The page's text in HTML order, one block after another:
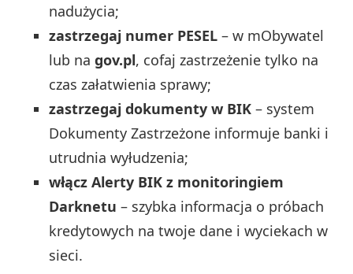
nadużycia;
zastrzegaj numer PESEL – w mObywatel
lub nagov.pl, cofaj zastrzeżenie tylko na
czas załatwienia sprawy;
zastrzegaj dokumenty w BIK – system
Dokumenty Zastrzeżone informuje banki i
utrudnia wyłudzenia;
włącz Alerty BIK z monitoringiem
Darknetu – szybka informacja o próbach
kredytowych na twoje dane i wyciekach w
sieci.